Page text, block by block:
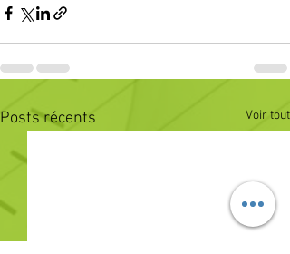
Posts récents Voir tout